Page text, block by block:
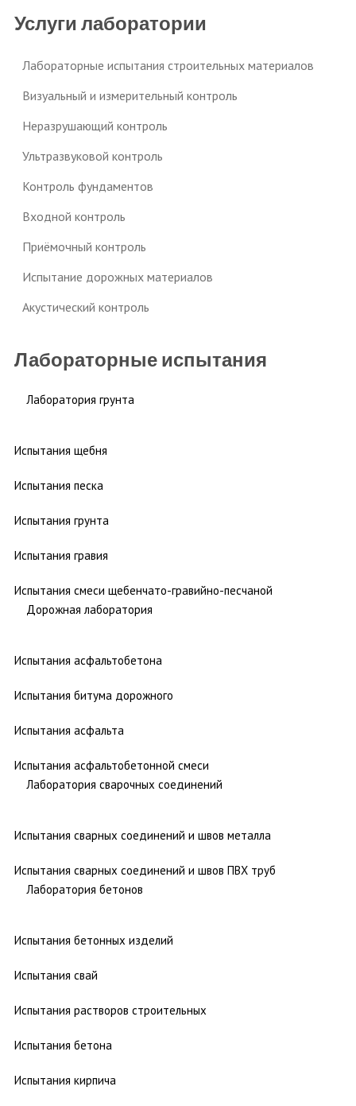
Услуги лаборатории
Лабораторные испытания строительных материалов
Визуальный и измерительный контроль
Неразрушающий контроль
Ультразвуковой контроль
Контроль фундаментов
Входной контроль
Приёмочный контроль
Испытание дорожных материалов
Акустический контроль
Лабораторные испытания
Лаборатория грунта
Испытания щебня
Испытания песка
Испытания грунта
Испытания гравия
Испытания смеси щебенчато-гравийно-песчаной
Дорожная лаборатория
Испытания асфальтобетона
Испытания битума дорожного
Испытания асфальта
Испытания асфальтобетонной смеси
Лаборатория сварочных соединений
Испытания сварных соединений и швов металла
Испытания сварных соединений и швов ПВХ труб
Лаборатория бетонов
Испытания бетонных изделий
Испытания свай
Испытания растворов строительных
Испытания бетона
Испытания кирпича